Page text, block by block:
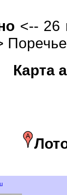
<-- 26
Карта